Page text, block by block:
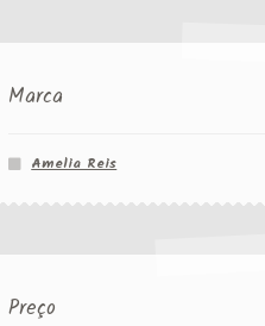
Marca
Amelia Reis
Preço